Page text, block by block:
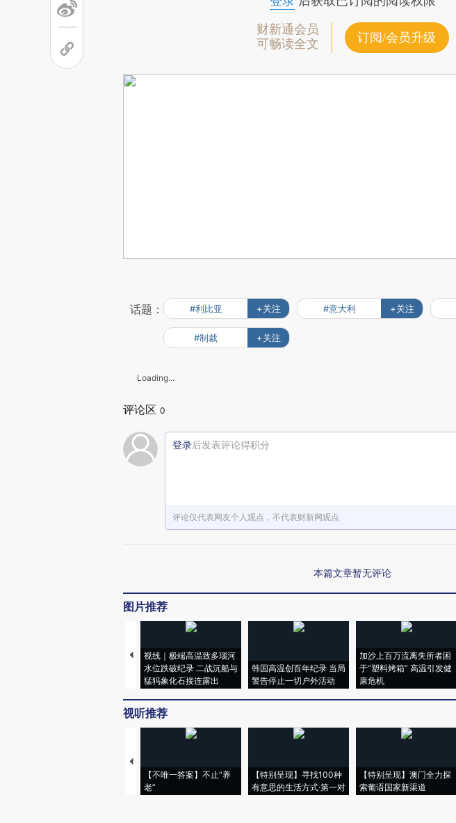
财新通会员
可畅读全文
订阅/会员升级
话题： #利比亚 +关注 #意大利 +关注
#制裁 +关注
Loading...
评论区 0
登录后发表评论得积分
评论仅代表网友个人观点，不代表财新网观点
本篇文章暂无评论
图片推荐
视线｜极端高温致多瑙河
水位跌破纪录 二战沉船与
猛犸象化石接连露出
韩国高温创百年纪录 当局
警告停止一切户外活动
加沙上百万流离失所者困
于“塑料烤箱” 高温引发健
康危机
视听推荐
【不唯一答案】不止“养
老”
【特别呈现】寻找100种
有意思的生活方式·第一对
【特别呈现】澳门全力探
索葡语国家新渠道